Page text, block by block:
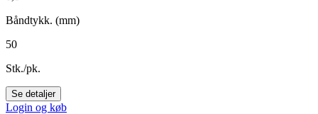
Båndtykk. (mm)
50
Stk./pk.
Se detaljer
Login og køb